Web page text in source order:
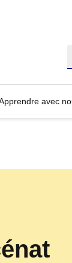
avec